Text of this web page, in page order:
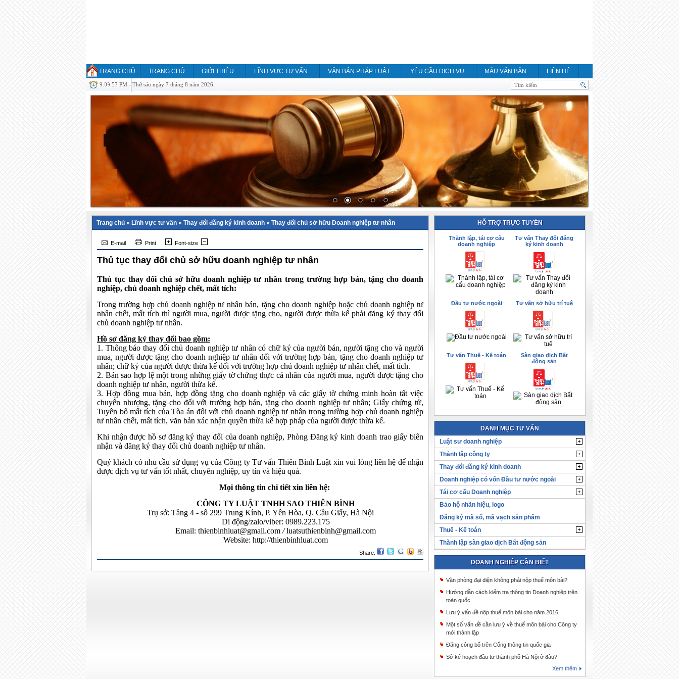
TRANG CHỦ TRANG CHỦ GIỚI THIỆU LĨNH VỰC TƯ VẤN VĂN BẢN PHÁP LUẬT YÊU CẦU DỊCH VỤ MẪU VĂN BẢN
LIÊN HỆ
HỎI ĐÁP
9:09:57 PM - Thứ sáu ngày 7 tháng 8 năm 2026
Trang chủ » Lĩnh vực tư vấn » Thay đổi đăng ký kinh doanh » Thay đổi chủ sở hữu Doanh nghiệp tư nhân
E-mail Print Font-size
Thủ tục thay đổi chủ sở hữu doanh nghiệp tư nhân
Thủ tục thay đổi chủ sở hữu doanh nghiệp tư nhân trong trường hợp bán, tặng cho doanh
nghiệp, chủ doanh nghiệp chết, mất tích:
Trong trường hợp chủ doanh nghiệp tư nhân bán, tặng cho doanh nghiệp hoặc chủ doanh nghiệp tư
nhân chết, mất tích thì người mua, người được tặng cho, người được thừa kế phải đăng ký thay đổi
chủ doanh nghiệp tư nhân.
Hồ sơ đăng ký thay đổi bao gồm:
1. Thông báo thay đổi chủ doanh nghiệp tư nhân có chữ ký của người bán, người tặng cho và người
mua, người được tặng cho doanh nghiệp tư nhân đối với trường hợp bán, tặng cho doanh nghiệp tư
nhân; chữ ký của người được thừa kế đối với trường hợp chủ doanh nghiệp tư nhân chết, mất tích.
2. Bản sao hợp lệ một trong những giấy tờ chứng thực cá nhân của người mua, người được tặng cho
doanh nghiệp tư nhân, người thừa kế.
3. Hợp đồng mua bán, hợp đồng tặng cho doanh nghiệp và các giấy tờ chứng minh hoàn tất việc
chuyển nhượng, tặng cho đối với trường hợp bán, tặng cho doanh nghiệp tư nhân; Giấy chứng tử,
Tuyên bố mất tích của Tòa án đối với chủ doanh nghiệp tư nhân trong trường hợp chủ doanh nghiệp
tư nhân chết, mất tích, văn bản xác nhận quyền thừa kế hợp pháp của người được thừa kế.
Khi nhận được hồ sơ đăng ký thay đổi của doanh nghiệp, Phòng Đăng ký kinh doanh trao giấy biên
nhận và đăng ký thay đổi chủ doanh nghiệp tư nhân.
Quý khách có nhu cầu sử dụng vụ của Công ty Tư vấn Thiên Bình Luật xin vui lòng liên hệ để nhận
được dịch vụ tư vấn tốt nhất, chuyên nghiệp, uy tín và hiệu quả.
Mọi thông tin chi tiết xin liên hệ:
CÔNG TY LUẬT TNHH SAO THIÊN BÌNH
Trụ sở: Tầng 4 - số 299 Trung Kính, P. Yên Hòa, Q. Cầu Giấy, Hà Nội
Di động/zalo/viber: 0989.223.175
Email:thienbinhluat@gmail.com / luatsuthienbinh@gmail.com
Website:http://thienbinhluat.com
Share:
HỖ TRỢ TRỰC TUYẾN
Thành lập, tái cơ cấu
doanh nghiệp
Tư vấn Thay đổi đăng
ký kinh doanh
Đầu tư nước ngoài Tư vấn sở hữu trí tuệ
Tư vấn Thuế - Kế toán
Sàn giao dịch Bất
động sản
DANH MỤC TƯ VẤN
Luật sư doanh nghiệp
Thành lập công ty
Thay đổi đăng ký kinh doanh
Doanh nghiệp có vốn Đầu tư nước ngoài
Tái cơ cấu Doanh nghiệp
Bảo hộ nhãn hiệu, logo
Đăng ký mã số, mã vạch sản phẩm
Thuế - Kế toán
Thành lập sàn giao dịch Bất động sản
DOANH NGHIỆP CẦN BIẾT
Văn phòng đại diện không phải nộp thuế môn bài?
Hướng dẫn cách kiểm tra thông tin Doanh nghiệp trên
toàn quốc
Lưu ý vấn đề nộp thuế môn bài cho năm 2016
Một số vấn đề cần lưu ý về thuế môn bài cho Công ty
mới thành lập
Đăng công bố trên Cổng thông tin quốc gia
Sở kế hoạch đầu tư thành phố Hà Nội ở đâu?
Xem thêm